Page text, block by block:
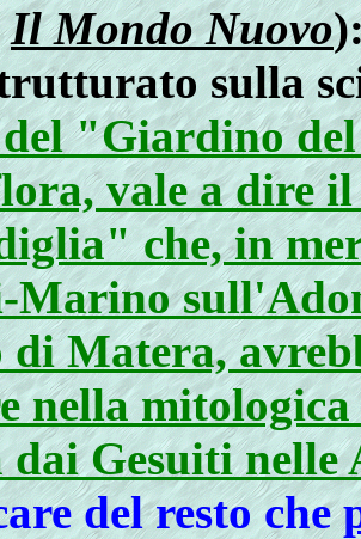
Il Mondo Nuovo
sulla
"Giardino
vale a dire
che, in
Marino
di Matera,
nella
dai Gesuiti nelle
del resto che